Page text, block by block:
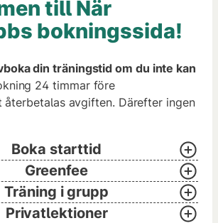
till När
bokningssida!
din träningstid om du inte kan
24 timmar före
avgiften. Därefter ingen
Boka starttid
Greenfee
Träning i grupp
Privatlektioner